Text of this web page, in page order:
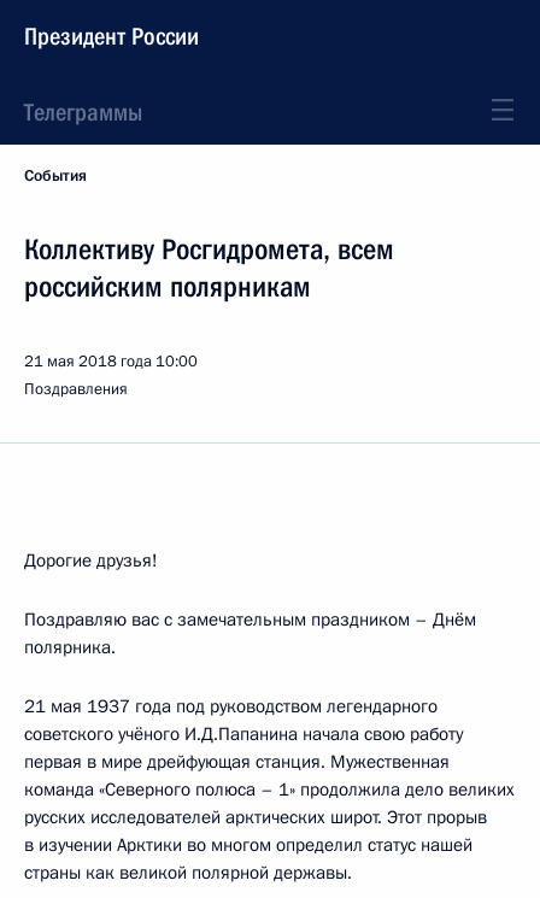
Президент России
Телеграммы
События
Коллективу Росгидромета, всем
российским полярникам
21 мая 2018 года 10:00
Поздравления
Дорогие друзья!
Поздравляю вас с замечательным праздником – Днём
полярника.
21 мая 1937 года под руководством легендарного
советского учёного И.Д.Папанина начала свою работу
первая в мире дрейфующая станция. Мужественная
команда «Северного полюса – 1» продолжила дело великих
русских исследователей арктических широт. Этот прорыв
в изучении Арктики во многом определил статус нашей
страны как великой полярной державы.